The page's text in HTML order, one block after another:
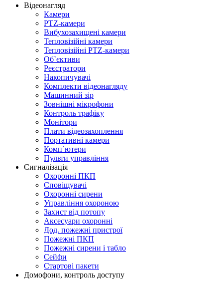
Відеонагляд
Камери
PTZ-камери
Вибухозахищені камери
Тепловізійні камери
Тепловізійні PTZ-камери
Об`єктиви
Реєстратори
Накопичувачі
Комплекти відеонагляду
Машинний зір
Зовнішні мікрофони
Контроль трафіку
Монітори
Плати відеозахоплення
Портативні камери
Комп`ютери
Пульти управління
Сигналізація
Охоронні ПКП
Сповіщувачі
Охоронні сирени
Управління охороною
Захист від потопу
Аксесуари охоронні
Дод. пожежні пристрої
Пожежні ПКП
Пожежні сирени і табло
Сейфи
Стартові пакети
Домофони, контроль доступу